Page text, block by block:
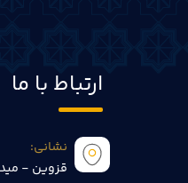
ارتباط با ما
نشانی:
قزوین -